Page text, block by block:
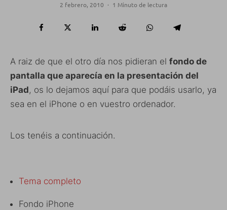
2 febrero, 2010 · 1 Minuto de lectura
A raiz de que el otro día nos pidieran el fondo de
pantalla que aparecía en la presentación del
iPad, os lo dejamos aquí para que podáis usarlo, ya
sea en el iPhone o en vuestro ordenador.
Los tenéis a continuación.
Tema completo
Fondo iPhone